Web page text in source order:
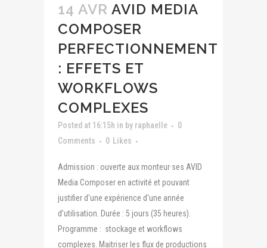
14 AVR AVID MEDIA
COMPOSER
PERFECTIONNEMENT
: EFFETS ET
WORKFLOWS
COMPLEXES
Posted at 16:15h in by raphaelle
0
Comments
0 Likes
Admission : ouverte aux monteur·ses AVID
Media Composer en activité et pouvant
justifier d'une expérience d'une année
d’utilisation. Durée : 5 jours (35 heures).
Programme : stockage et workflows
complexes. Maitriser les flux de productions